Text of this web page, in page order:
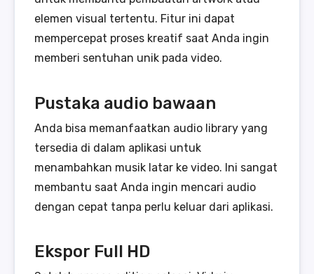
elemen visual tertentu. Fitur ini dapat
mempercepat proses kreatif saat Anda ingin
memberi sentuhan unik pada video.
Pustaka audio bawaan
Anda bisa memanfaatkan audio library yang
tersedia di dalam aplikasi untuk
menambahkan musik latar ke video. Ini sangat
membantu saat Anda ingin mencari audio
dengan cepat tanpa perlu keluar dari aplikasi.
Ekspor Full HD